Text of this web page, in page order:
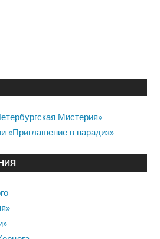
Мистерия»
«Приглашение в парадиз»